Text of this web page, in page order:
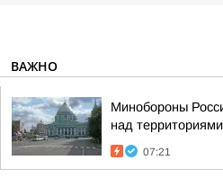
ВАЖНО
Минобороны
над
07:21